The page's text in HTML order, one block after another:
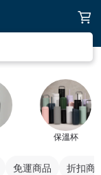
保溫杯
免運商品 折扣商